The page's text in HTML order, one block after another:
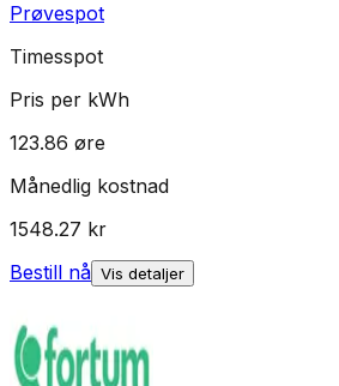
Prøvespot
Timesspot
Pris per kWh
123.86 øre
Månedlig kostnad
1548.27 kr
Bestill nå Vis detaljer